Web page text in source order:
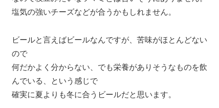
塩気の強いチーズなどが合うかもしれません。
ビールと言えばビールなんですが、苦味がほとんどない
ので
何だかよく分からない、でも栄養がありそうなものを飲
んでいる、という感じで
確実に夏よりも冬に合うビールだと思います。